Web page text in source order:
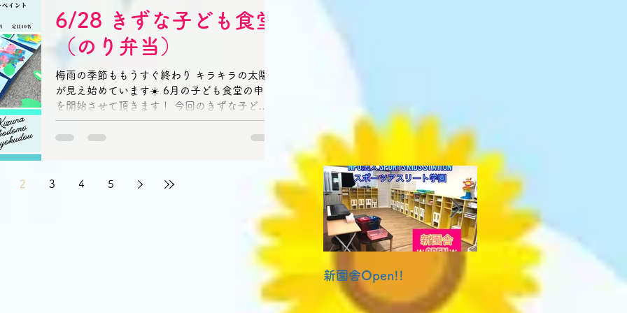
6/28 きずな子ども食堂
（のり弁当）
梅雨の季節ももうすぐ終わり キラキラの太陽
が見え始めています☀️ 6月の子ども食堂の申込
を開始させて頂きます！ 今回のきずな子ども
食堂は、 ほっともっとの【のり弁当】です。
■開催日時 6/28(土) 16:45〜18:45
2 3 4 5
新園舎Open!!
ホームページをリニュー
ルしました！